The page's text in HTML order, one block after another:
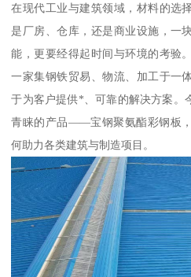
在现代工业与建筑领域，材料的选
是厂房、仓库，还是商业设施，一
能，更要经得起时间与环境的考验
一家集钢铁贸易、物流、加工于一
于为客户提供*、可靠的解决方案。
青睐的产品——宝钢聚氨酯彩钢板
何助力各类建筑与制造项目。